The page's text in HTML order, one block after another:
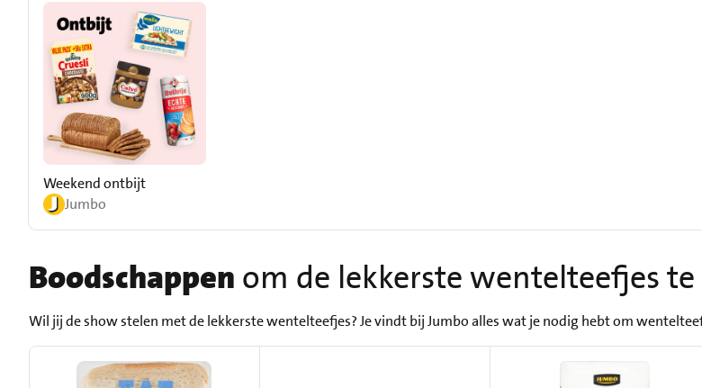
Weekend ontbijt
Jumbo
Boodschappen om de lekkerste wentelteefjes
Wil jij de show stelen met de lekkerste wentelteefjes? Je vindt bij Jumbo alles wat je nodig hebt om